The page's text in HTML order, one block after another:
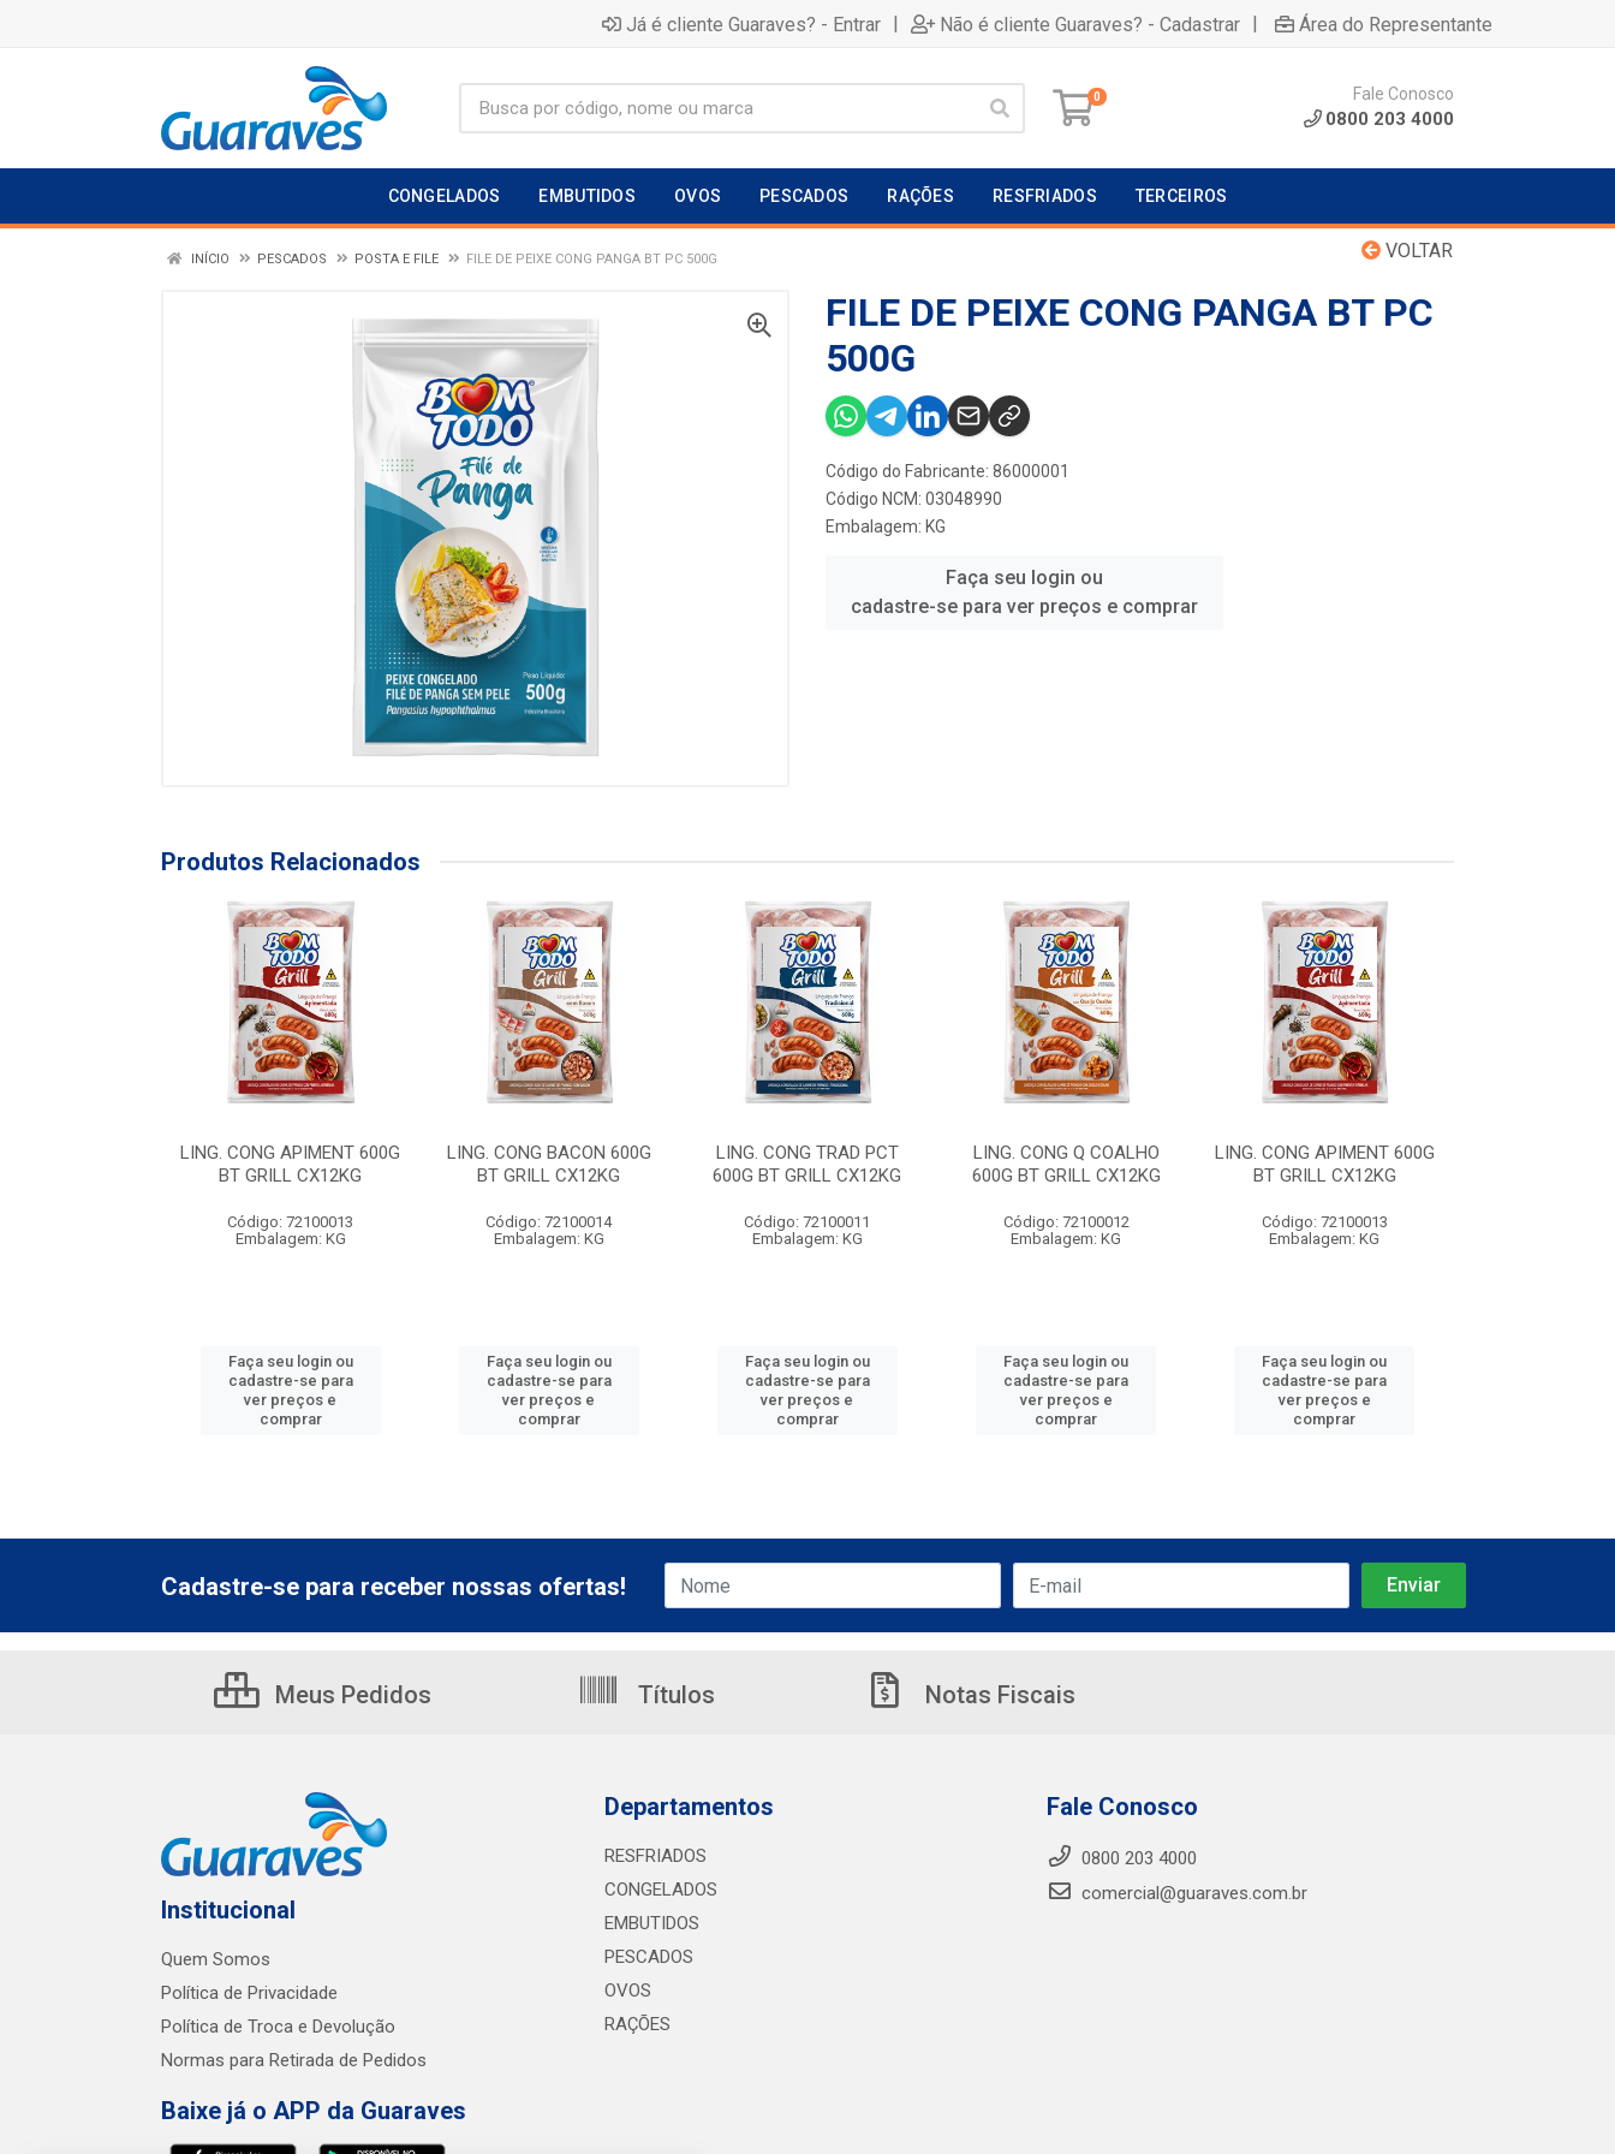
Já é cliente Guaraves? - Entrar | Não é cliente Guaraves? - Cadastrar | Área do Representante
0 Fale Conosco
0800 203 4000
CONGELADOS EMBUTIDOS OVOS PESCADOS RAÇÕES RESFRIADOS TERCEIROS
VOLTAR
INÍCIO PESCADOS POSTA E FILE FILE DE PEIXE CONG PANGA BT PC 500G
FILE DE PEIXE CONG PANGA BT PC
500G
Código do Fabricante: 86000001
Código NCM: 03048990
Embalagem: KG
Faça seu login ou
cadastre-se para ver preços e comprar
Produtos Relacionados
LING. CONG APIMENT 600G
BT GRILL CX12KG
Código: 72100013
Embalagem: KG
Faça seu login ou
cadastre-se para
ver preços e
comprar
LING. CONG BACON 600G
BT GRILL CX12KG
Código: 72100014
Embalagem: KG
Faça seu login ou
cadastre-se para
ver preços e
comprar
LING. CONG TRAD PCT
600G BT GRILL CX12KG
Código: 72100011
Embalagem: KG
Faça seu login ou
cadastre-se para
ver preços e
comprar
LING. CONG Q COALHO
600G BT GRILL CX12KG
Código: 72100012
Embalagem: KG
Faça seu login ou
cadastre-se para
ver preços e
comprar
LING. CONG APIMENT 600G
BT GRILL CX12KG
Código: 72100013
Embalagem: KG
Faça seu login ou
cadastre-se para
ver preços e
comprar
Cadastre-se para receber nossas ofertas!
Meus Pedidos Títulos Notas Fiscais
Institucional
Quem Somos
Política de Privacidade
Política de Troca e Devolução
Normas para Retirada de Pedidos
Baixe já o APP da Guaraves
Departamentos
RESFRIADOS
CONGELADOS
EMBUTIDOS
PESCADOS
OVOS
RAÇÕES
Fale Conosco
0800 203 4000
comercial@guaraves.com.br